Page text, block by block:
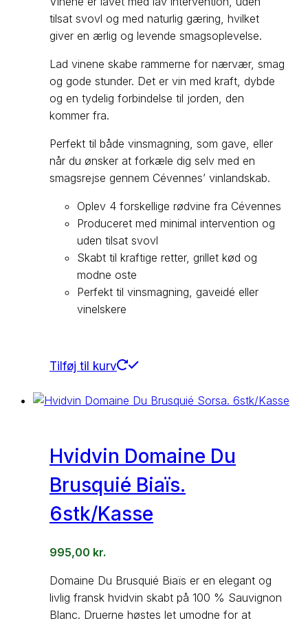
tilsat svovl og med naturlig gæring, hvilket
giver en ærlig og levende smagsoplevelse.
Lad vinene skabe rammerne for nærvær, smag
og gode stunder. Det er vin med kraft, dybde
og en tydelig forbindelse til jorden, den
kommer fra.
Perfekt til både vinsmagning, som gave, eller
når du ønsker at forkæle dig selv med en
smagsrejse gennem Cévennes’ vinlandskab.
Oplev 4 forskellige rødvine fra Cévennes
Produceret med minimal intervention og
uden tilsat svovl
Skabt til kraftige retter, grillet kød og
modne oste
Perfekt til vinsmagning, gaveidé eller
vinelskere
Tilføj til kurv
Hvidvin Domaine Du
Brusquié Biaïs.
6stk/Kasse
995,00 kr.
Domaine Du Brusquié Biaïs er en elegant og
livlig fransk hvidvin skabt på 100 % Sauvignon
Blanc. Druerne høstes let umodne for at